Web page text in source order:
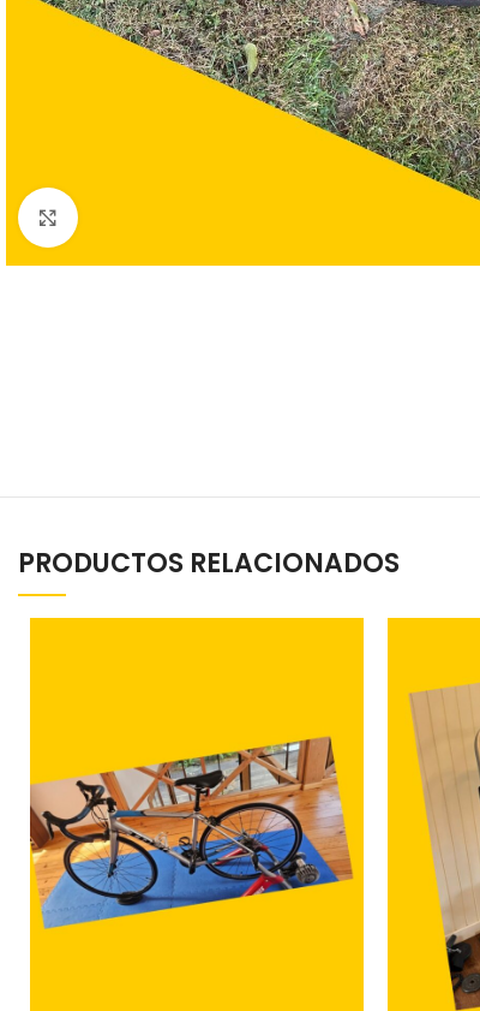
PRODUCTOS RELACIONADOS